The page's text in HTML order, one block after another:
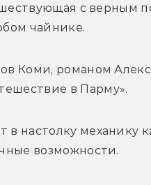
с верным
чайнике.
Коми, романом
в Парму».
настолку механику
возможности.